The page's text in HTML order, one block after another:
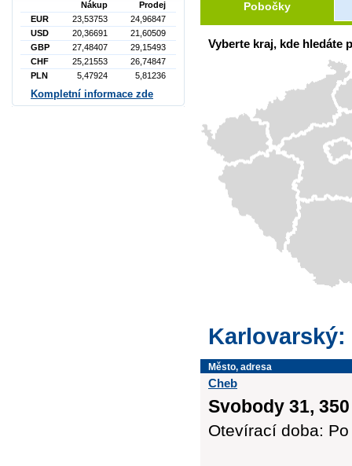
Pobočky
Vyberte kraj, kde hledáte
Karlovarský:
Město, adresa
Cheb
Svobody 31,
Otevírací doba:
Nákup
Prodej
EUR
23,53753
24,96847
USD
20,36691
21,60509
GBP
27,48407
29,15493
CHF
25,21553
26,74847
PLN
5,47924 5,81236
Kompletní informace zde